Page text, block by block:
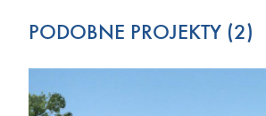
PODOBNE PROJEKTY (2)